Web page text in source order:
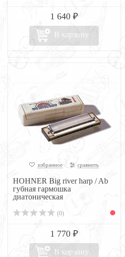
1 640 ₽
В корзину
избранное сравнить
HOHNER Big river harp / Ab
губная гармошка
диатоническая
(0)
1 770 ₽
В корзину